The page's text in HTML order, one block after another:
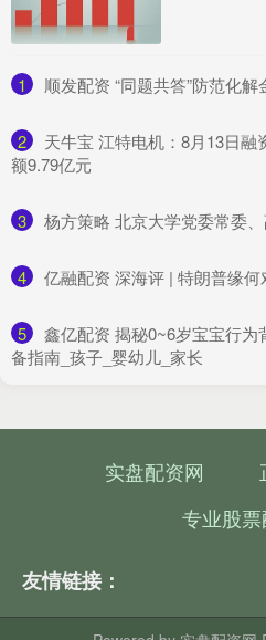
1 顺发配资 “同题共答”防范化解
2
天牛宝 江特电机：8月13日融
额9.79亿元
3 杨方策略 北京大学党委常委
4 亿融配资 深海评 | 特朗普缘
5
鑫亿配资 揭秘0~6岁宝宝行
备指南_孩子_婴幼儿_家长
实盘配资网
专业股
友情链接：